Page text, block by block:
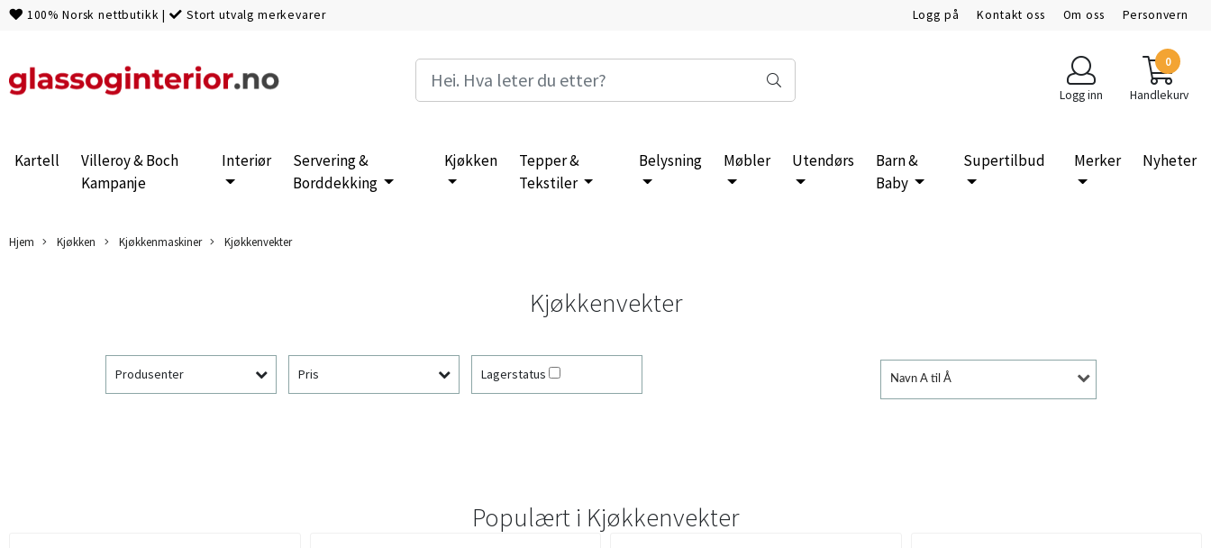
100% Norsk nettbutikk | Stort utvalg merkevarer Logg på Kontakt oss Om oss Personvern
Logg inn
0
Handlekurv
Kartell
Villeroy & Boch
Kampanje
Interiør
Servering &
Borddekking
Kjøkken
Tepper &
Tekstiler
Belysning Møbler Utendørs
Barn &
Baby
Supertilbud Merker Nyheter
Hjem Kjøkken Kjøkkenmaskiner Kjøkkenvekter
Kjøkkenvekter
Produsenter Pris Lagerstatus Navn A til Å
Populært i Kjøkkenvekter